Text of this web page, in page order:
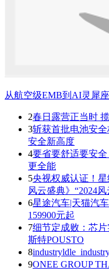
从航空级EMB到AI灵犀
2春日露营正当时
3斩获首批电池安
安全新高度
4要省要舒适要安
更全能
5央视权威认证！
风云盛典》“2024风
6星途汽车|天猫汽
159900元起
7细节定成败：芯
斯特POUSTO
8
9ONEE GROUP